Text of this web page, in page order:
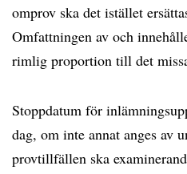
omprov ska det istället
Omfattningen av och
rimlig proportion till det
Stoppdatum för
dag, om inte annat anges av
provtillfällen ska